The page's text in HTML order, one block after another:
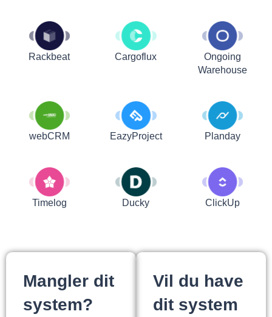
Rackbeat Cargoflux
Ongoing
Warehouse
webCRM EazyProject Planday
Timelog Ducky ClickUp
Mangler dit
system?
Vil du have
dit system